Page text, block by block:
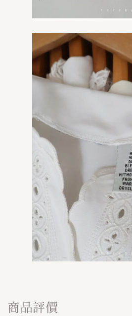
商品評價